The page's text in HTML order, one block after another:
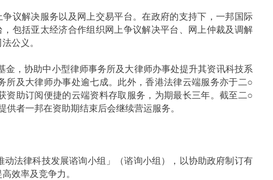
解决服务以及网上交易平台。在政府的支持下，一邦国际
包括亚太经济合作组织网上争议解决平台、网上仲裁及调解
公义。
，协助中小型律师事务所及大律师办事处提升其资讯科技系
及大律师办事处逾七成。此外，香港法律云端服务亦于二○
助订阅便捷的云端资料存取服务，为期最长三年。截至二○
者一邦在资助期结束后会继续营运服务。
法律科技发展谘询小组」（谘询小组），以协助政府制订有
效率及竞争力。